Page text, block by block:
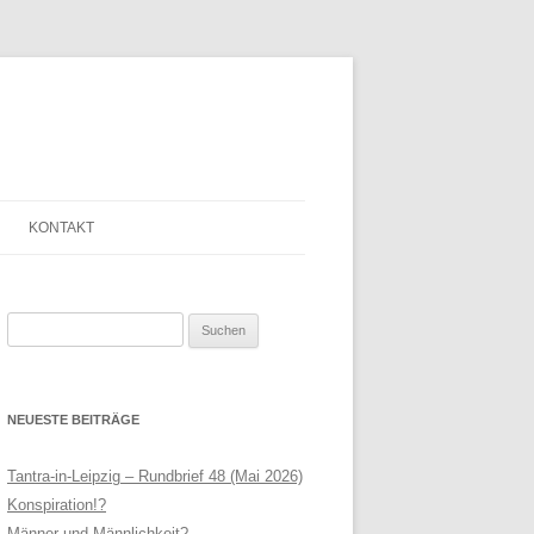
HELFRIED
KONTAKT
SERVICE
IMPRESSUM
NEUESTE BEITRÄGE
Tantra-in-Leipzig – Rundbrief 48 (Mai 2026)
Konspiration!?